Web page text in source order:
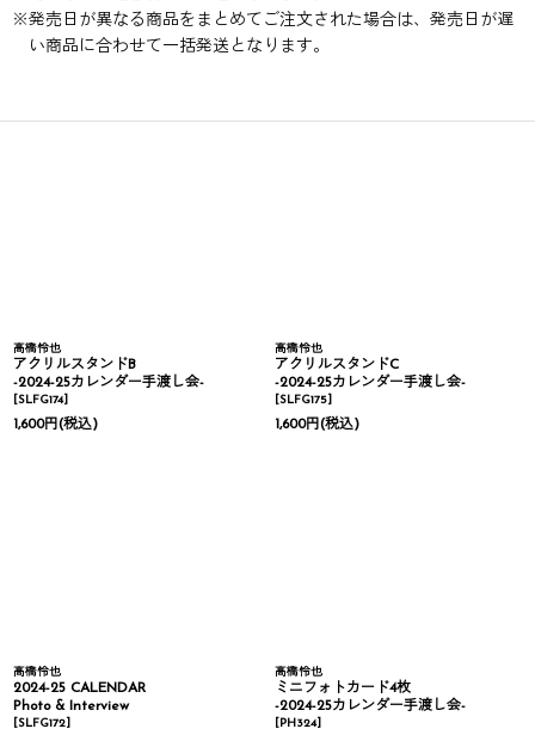
※発売日が異なる商品をまとめてご注文された場合は、発売日が遅
い商品に合わせて一括発送となります。
高橋怜也
アクリルスタンドB
-2024-25カレンダー手渡し会-
[SLFG174]
1,600円(税込)
高橋怜也
アクリルスタンドC
-2024-25カレンダー手渡し会-
[SLFG175]
1,600円(税込)
高橋怜也
2024-25 CALENDAR
Photo & Interview
[SLFG172]
高橋怜也
ミニフォトカード4枚
-2024-25カレンダー手渡し会-
[PH324]